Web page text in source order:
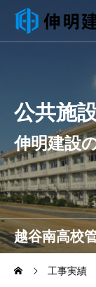
越谷南高校
公共施
伸明建設
工事実績